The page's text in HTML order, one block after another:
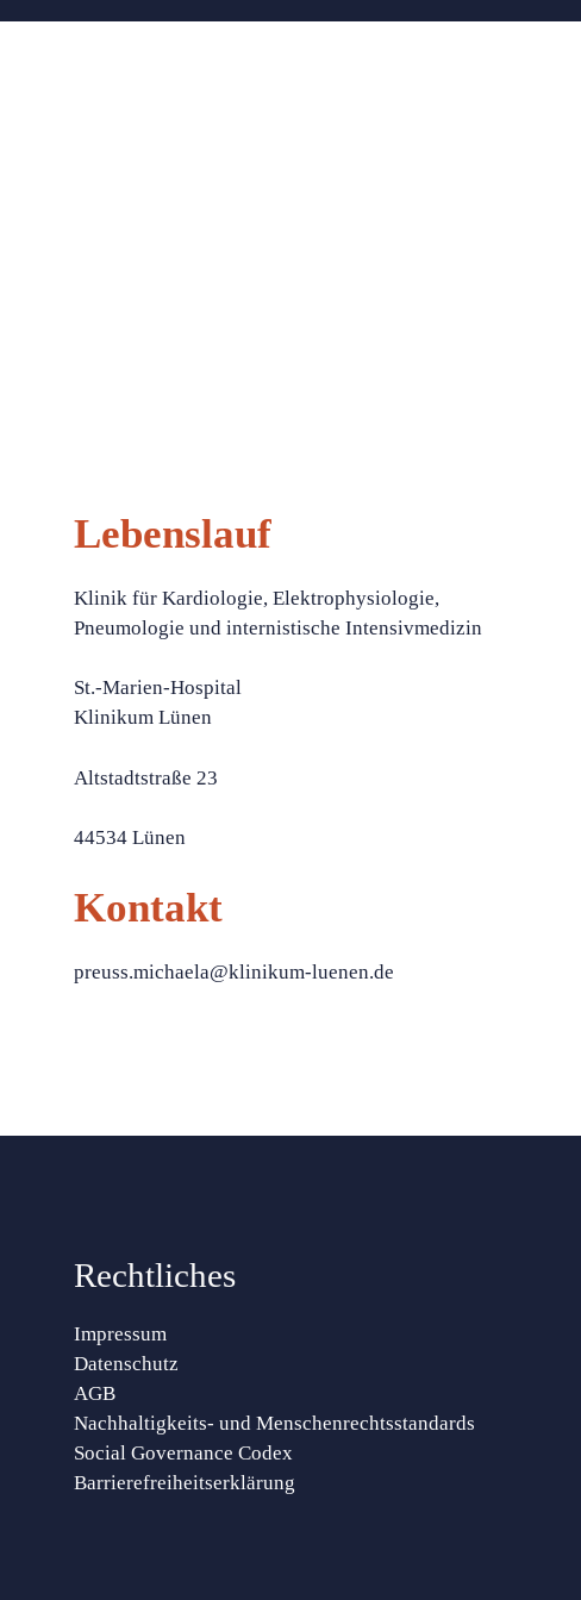
Lebenslauf
Klinik für Kardiologie, Elektrophysiologie,
Pneumologie und internistische Intensivmedizin
St.-Marien-Hospital
Klinikum Lünen
Altstadtstraße 23
44534 Lünen
Kontakt
preuss.michaela@klinikum-luenen.de
Rechtliches
Impressum
Datenschutz
AGB
Nachhaltigkeits- und Menschenrechtsstandards
Social Governance Codex
Barrierefreiheitserklärung